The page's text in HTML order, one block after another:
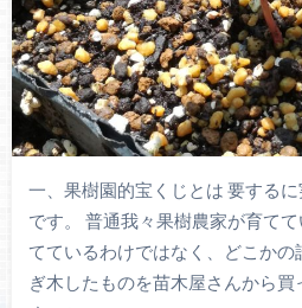
一、果樹園的宝くじとは 要する
です。 普通我々果樹農家が育て
てているわけではなく、どこか
ぎ木したものを苗木屋さんから買